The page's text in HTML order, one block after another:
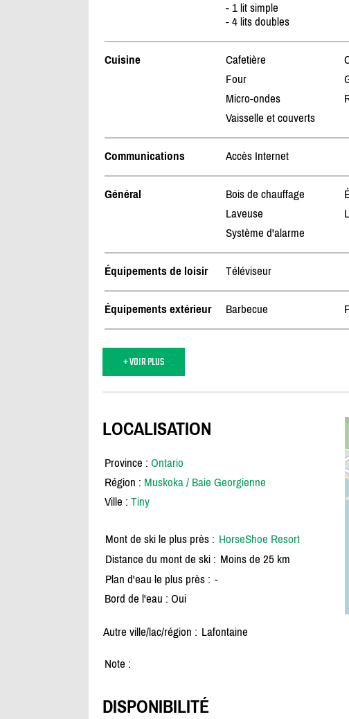
- 1 lit simple
- 4 lits doubles
Cuisine Cafetière
Four
Micro-ondes
Vaisselle et couverts
Communications Accès Internet
Général Bois de chauffage
Laveuse
Système d'alarme
Équipements de loisir Téléviseur
Équipements extérieur Barbecue
+ VOIR PLUS
LOCALISATION
Province : Ontario
Région : Muskoka / Baie Georgienne
Ville : Tiny
Mont de ski le plus près : HorseShoe Resort
Distance du mont de ski : Moins de 25 km
Plan d'eau le plus près : -
Bord de l'eau : Oui
Autre ville/lac/région : Lafontaine
Note :
DISPONIBILITÉ